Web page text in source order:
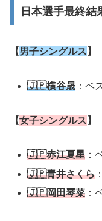
日本選手最終結
【男子シングルス 】
🇯🇵横谷晟 ：ベ
【女子シングルス 】
🇯🇵赤江夏星 ：
🇯🇵青井さくら
🇯🇵岡田琴菜 ：